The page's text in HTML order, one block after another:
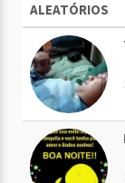
ALEATÓRIOS